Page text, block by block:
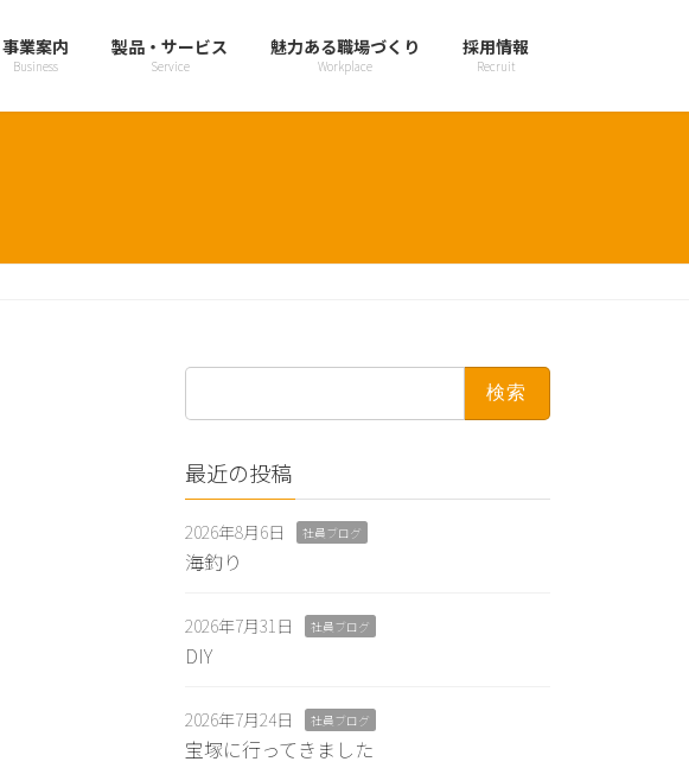
事業案内
Business
製品・サービス
Service
魅力ある職場づくり
Workplace
採用情報
Recruit
最近の投稿
2026年8月6日 社員ブログ
海釣り
2026年7月31日 社員ブログ
DIY
2026年7月24日 社員ブログ
宝塚に行ってきました